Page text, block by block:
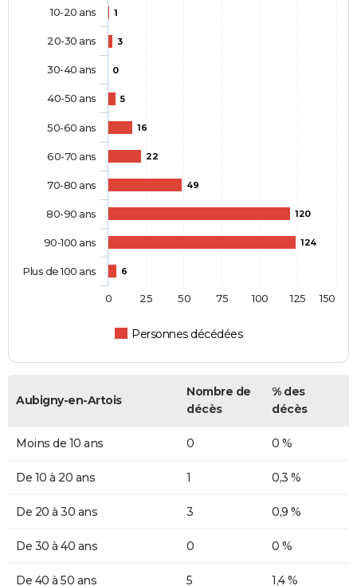
1
3
0
5
16
22
49
120
124
6
Personnes décédées
10-20 ans
20-30 ans
30-40 ans
40-50 ans
50-60 ans
60-70 ans
70-80 ans
80-90 ans
90-100 ans
Plus de 100 ans
0 25 50 75 100 125 150
Aubigny-en-Artois
Nombre de
décès
% des
décès
Moins de 10 ans 0 0 %
De 10 à 20 ans 1 0,3 %
De 20 à 30 ans 3 0,9 %
De 30 à 40 ans 0 0 %
De 40 à 50 ans 5 1,4 %